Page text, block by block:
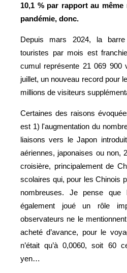
10,1 % par rapport au
pandémie, donc.
Depuis mars 2024, la
touristes par mois est
cumul représente 21 069 900
juillet, un nouveau record pour
millions de visiteurs
Certaines des raisons
est 1) l'augmentation du
liaisons vers le Japon
aériennes, japonaises ou non,
croisière, principalement de
scolaires qui, pour les Chinois
nombreuses. Je pense
également joué un rôle
observateurs ne le
acheté d’avance, pour le
n’était qu’à 0,0060, soit 60
yen…